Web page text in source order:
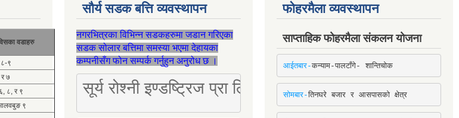
वडाहरु
८-९
७
८, र ९
९
सौर्य सडक बत्ति व्यवस्थापन
नगरभित्रका विभिन्न सडकहरुमा जडान गरिएका
सडक सोलार बत्तिमा समस्या भएमा देहायका
कम्पनीसँग फोन सम्पर्क गर्नुहुन अनुरोध छ ।
सूर्य रोश्नी इण्डष्ट्रिज प्रा लि [Mobile: 9851034034]
फोहरमैला व्यवस्थापन
साप्ताहिक फोहरमैला संकलन योजना
आईतबार-कन्याम-पालटाँगे- शान्तिचोक
सोमबार-तिनघरे बजार र आसपासको क्षेत्र